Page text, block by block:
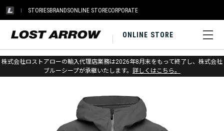
STORIESBRANDSONLINE STORECORPORATE
ONLINE STORE
株式会社ロストアローの輸入代理店業務は2026年8月末をもって終了し、株式会社
ブルーシープが承継いたします。 詳しくはこちら。
ホーム > アウトレット > アパレル メンズ